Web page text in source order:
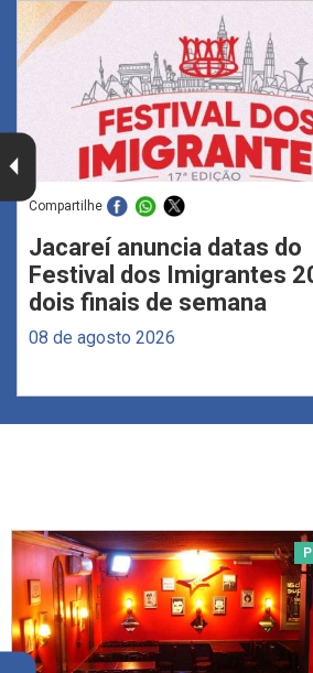
Compartilhe
Jacareí anuncia datas do
Festival dos Imigrantes
dois finais de semana
08 de agosto 2026